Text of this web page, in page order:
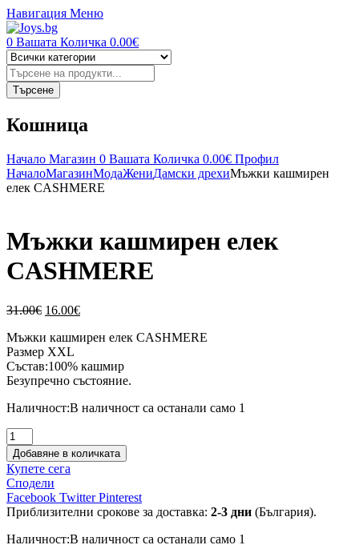
Навигация Меню
0 Вашата Количка 0.00€
Търсене
на
продукти
Търсене
Кошница
Начало Магазин 0 Вашата Количка 0.00€ Профил
НачалоМагазинМодаЖениДамски дрехиМъжки кашмирен
елек CASHMERE
Мъжки кашмирен елек
CASHMERE
31.00€ Original
was:
31.00€.
16.00€Текущата
е:
Мъжки кашмирен елек CASHMERE
Размер XXL
Състав:100% кашмир
Безупречно състояние.
Наличност:В наличност са останали само 1
количество
за
Мъжки
кашмирен
елек
CASHMERE
Добавяне в количката
Купете сега
Сподели
Facebook Twitter Pinterest
Приблизителни срокове за доставка: 2-3 дни (България).
Наличност:В наличност са останали само 1